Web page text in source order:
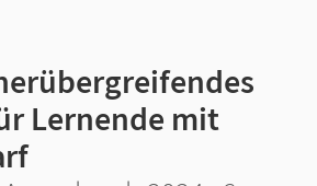
Lernende mit